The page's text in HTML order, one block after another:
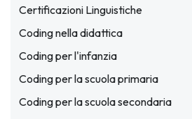
Certificazioni Linguistiche
Coding nella didattica
Coding per l'infanzia
Coding per la scuola primaria
Coding per la scuola secondaria